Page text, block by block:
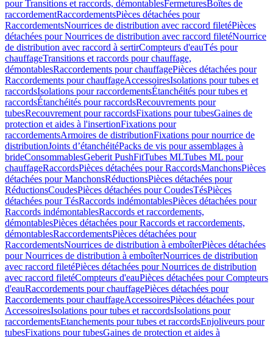
pour Transitions et raccords, démontablesFermeturesBoîtes de
raccordementRaccordementsPièces détachées pour
RaccordementsNourrices de distribution avec raccord filetéPièces
détachées pour Nourrices de distribution avec raccord filetéNourrice
de distribution avec raccord à sertirCompteurs d'eauTés pour
chauffageTransitions et raccords pour chauffage,
démontablesRaccordements pour chauffagePièces détachées pour
Raccordements pour chauffageAccessoiresIsolations pour tubes et
raccordsIsolations pour raccordementsÉtanchéités pour tubes et
raccordsÉtanchéités pour raccordsRecouvrements pour
tubesRecouvrement pour raccordsFixations pour tubesGaines de
protection et aides à l'insertionFixations pour
raccordementsArmoires de distributionFixations pour nourrice de
distributionJoints d’étanchéitéPacks de vis pour assemblages à
brideConsommablesGeberit PushFitTubes MLTubes ML pour
chauffageRaccordsPièces détachées pour RaccordsManchonsPièces
détachées pour ManchonsRéductionsPièces détachées pour
RéductionsCoudesPièces détachées pour CoudesTésPièces
détachées pour TésRaccords indémontablesPièces détachées pour
Raccords indémontablesRaccords et raccordements,
démontablesPièces détachées pour Raccords et raccordements,
démontablesRaccordementsPièces détachées pour
RaccordementsNourrices de distribution à emboîterPièces détachées
pour Nourrices de distribution à emboîterNourrices de distribution
avec raccord filetéPièces détachées pour Nourrices de distribution
avec raccord filetéCompteurs d'eauPièces détachées pour Compteurs
d'eauRaccordements pour chauffagePièces détachées pour
Raccordements pour chauffageAccessoiresPièces détachées pour
AccessoiresIsolations pour tubes et raccordsIsolations pour
raccordementsEtanchements pour tubes et raccordsEnjoliveurs pour
tubesFixations pour tubesGaines de protection et aides à